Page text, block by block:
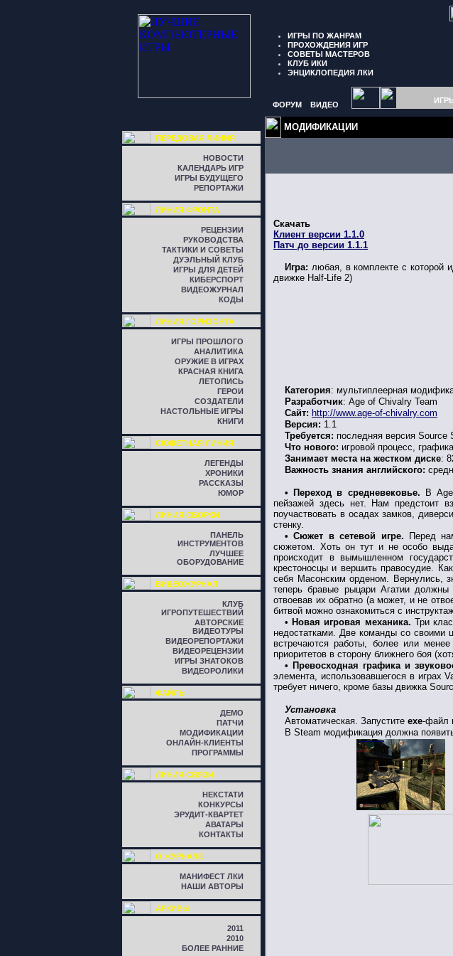
ИГРЫ ПО ЖАНРАМ
ПРОХОЖДЕНИЯ ИГР
СОВЕТЫ МАСТЕРОВ
КЛУБ ИКИ
ЭНЦИКЛОПЕДИЯ ЛКИ
ФОРУМ ВИДЕО
ПЕРЕДОВАЯ ЛИНИЯ
НОВОСТИ
КАЛЕНДАРЬ ИГР
ИГРЫ БУДУЩЕГО
РЕПОРТАЖИ
ЛИНИЯ ФРОНТА
РЕЦЕНЗИИ
РУКОВОДСТВА
ТАКТИКИ И СОВЕТЫ
ДУЭЛЬНЫЙ КЛУБ
ИГРЫ ДЛЯ ДЕТЕЙ
КИБЕРСПОРТ
ВИДЕОЖУРНАЛ
КОДЫ
ЛИНИЯ ГОРИЗОНТА
ИГРЫ ПРОШЛОГО
АНАЛИТИКА
ОРУЖИЕ В ИГРАХ
КРАСНАЯ КНИГА
ЛЕТОПИСЬ
ГЕРОИ
СОЗДАТЕЛИ
НАСТОЛЬНЫЕ ИГРЫ
КНИГИ
СЮЖЕТНАЯ ЛИНИЯ
ЛЕГЕНДЫ
ХРОНИКИ
РАССКАЗЫ
ЮМОР
ЛИНИЯ СБОРКИ
ПАНЕЛЬ
ИНСТРУМЕНТОВ
ЛУЧШЕЕ
ОБОРУДОВАНИЕ
ВИДЕОЖУРНАЛ
КЛУБ
ИГРОПУТЕШЕСТВИЙ
АВТОРСКИЕ
ВИДЕОТУРЫ
ВИДЕОРЕПОРТАЖИ
ВИДЕОРЕЦЕНЗИИ
ИГРЫ ЗНАТОКОВ
ВИДЕОРОЛИКИ
ФАЙЛЫ
ДЕМО
ПАТЧИ
МОДИФИКАЦИИ
ОНЛАЙН-КЛИЕНТЫ
ПРОГРАММЫ
ЛИНИЯ СВЯЗИ
НЕКСТАТИ
КОНКУРСЫ
ЭРУДИТ-КВАРТЕТ
АВАТАРЫ
КОНТАКТЫ
О ЖУРНАЛЕ
МАНИФЕСТ ЛКИ
НАШИ АВТОРЫ
АРХИВЫ
2011
2010
БОЛЕЕ РАННИЕ
МОДИФИКАЦИИ
Скачать
Клиент версии 1.1.0
Патч до версии 1.1.1
Игра: любая, в комплекте с которой
движке Half-Life 2)
Категория: мультиплеерная
Разработчик: Age of Chivalry Team
Сайт: http://www.age-of-chivalry.com
Версия: 1.1
Требуется: последняя версия Source
Что нового: игровой процесс,
Занимает места на жестком диске:
Важность знания английского:
• Переход в средневековье. В
пейзажей здесь нет. Нам
поучаствовать в осадах замков,
стенку.
• Сюжет в сетевой игре. Перед
сюжетом. Хоть он тут и не особо
происходит в вымышленном
крестоносцы и вершить правосудие.
себя Масонским орденом. Вернулись,
теперь бравые рыцари Агатии
отвоевав их обратно (а может, и не
битвой можно ознакомиться с
• Новая игровая механика. Три
недостатками. Две команды со своими
встречаются работы, более или
приоритетов в сторону ближнего боя
• Превосходная графика и
элемента, использовавшегося в играх
требует ничего, кроме базы движка
Установка
Автоматическая. Запустите exe-файл
В Steam модификация должна